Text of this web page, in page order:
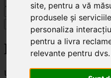
site, pentru a vă
produsele și
personaliza
pentru a livra
relevante pentru dvs.
EcoDiagnost
Ultima actualizare: 03.06.2025